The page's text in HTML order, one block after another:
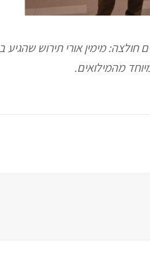
מימין אורי תירוש שהגיע
מהמילואים.